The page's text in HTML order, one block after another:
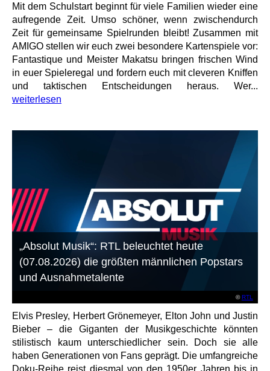
Mit dem Schulstart beginnt für viele Familien wieder eine
aufregende Zeit. Umso schöner, wenn zwischendurch
Zeit für gemeinsame Spielrunden bleibt! Zusammen mit
AMIGO stellen wir euch zwei besondere Kartenspiele vor:
Fantastique und Meister Makatsu bringen frischen Wind
in euer Spieleregal und fordern euch mit cleveren Kniffen
und taktischen Entscheidungen heraus. Wer...
weiterlesen
©RTL
„Absolut Musik“: RTL beleuchtet heute
(07.08.2026) die größten männlichen Popstars
und Ausnahmetalente
Elvis Presley, Herbert Grönemeyer, Elton John und Justin
Bieber – die Giganten der Musikgeschichte könnten
stilistisch kaum unterschiedlicher sein. Doch sie alle
haben Generationen von Fans geprägt. Die umfangreiche
Doku-Reihe reist diesmal von den 1950er Jahren bis in